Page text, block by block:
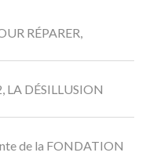
RÉPARER,
LA DÉSILLUSION
de la FONDATION